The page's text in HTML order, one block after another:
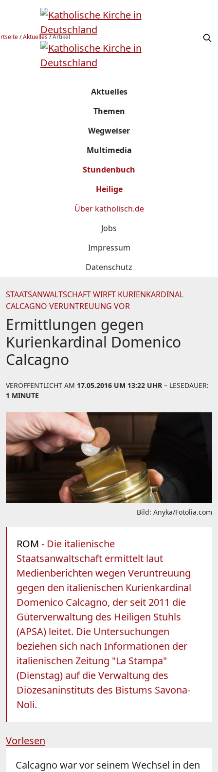
/Aktuelles/Artikel
Aktuelles
Themen
Wegweiser
Multimedia
Stundenbuch
Heilige
Über katholisch.de
Jobs
Impressum
Datenschutz
STAATSANWALTSCHAFT WIRFT KURIENKARDINAL
CALCAGNO VERUNTREUUNG VOR
Ermittlungen gegen
Kurienkardinal Domenico
Calcagno
VERÖFFENTLICHT AM 17.05.2016 UM 13:22 UHR – LESEDAUER:
1 MINUTE
Bild: Anyka/Fotolia.com
ROM - Die italienische
Staatsanwaltschaft ermittelt laut
Medienberichten wegen Veruntreuung
gegen den italienischen Kurienkardinal
Domenico Calcagno, der seit 2011 die
Güterverwaltung des Heiligen Stuhls
(APSA) leitet. Die Untersuchungen
beziehen sich nach Informationen der
italienischen Zeitung "La Stampa"
(Dienstag) auf die Verwaltung des
Diözesaninstituts des Bistums Savona-
Noli.
Vorlesen
Calcagno war vor seinem Wechsel in den